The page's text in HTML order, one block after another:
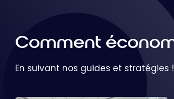
Comment
En suivant nos guides et stratégies !